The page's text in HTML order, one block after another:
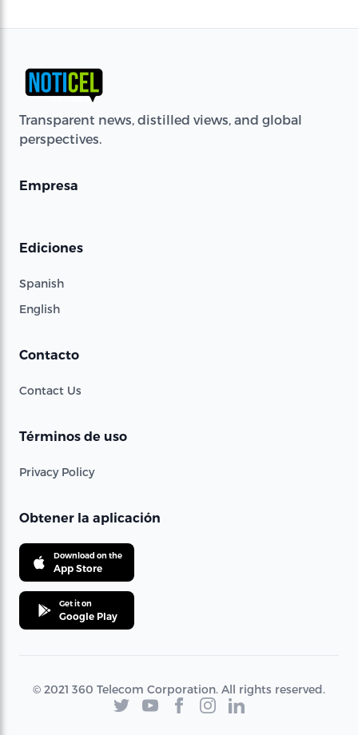
Transparent news, distilled views, and global
perspectives.
Empresa
Ediciones
Spanish
English
Contacto
Contact Us
Términos de uso
Privacy Policy
Obtener la aplicación
Download on the
App Store
Get it on
Google Play
© 2021 360 Telecom Corporation. All rights reserved.